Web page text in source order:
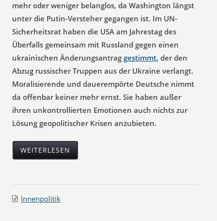
mehr oder weniger belanglos, da Washington längst
unter die Putin-Versteher gegangen ist. Im UN-
Sicherheitsrat haben die USA am Jahrestag des
Überfalls gemeinsam mit Russland gegen einen
ukrainischen Änderungsantraggestimmt, der den
Abzug russischer Truppen aus der Ukraine verlangt.
Moralisierende und dauerempörte Deutsche nimmt
da offenbar keiner mehr ernst. Sie haben außer
ihren unkontrollierten Emotionen auch nichts zur
Lösung geopolitischer Krisen anzubieten.
WEITERLESEN
Innenpolitik